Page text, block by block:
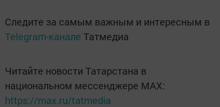
Следите за самым важным и интересным в
Telegram-канале Татмедиа
Читайте новости Татарстана в
национальном мессенджере MАХ:
https://max.ru/tatmedia